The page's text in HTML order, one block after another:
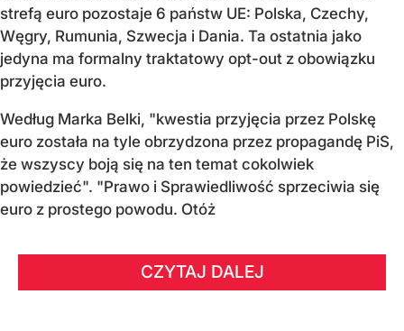
strefą euro pozostaje 6 państw UE: Polska, Czechy,
Węgry, Rumunia, Szwecja i Dania. Ta ostatnia jako
jedyna ma formalny traktatowy opt-out z obowiązku
przyjęcia euro.
Według Marka Belki, "kwestia przyjęcia przez Polskę
euro została na tyle obrzydzona przez propagandę PiS,
że wszyscy boją się na ten temat cokolwiek
powiedzieć". "Prawo i Sprawiedliwość sprzeciwia się
euro z prostego powodu. Otóż
CZYTAJ DALEJ